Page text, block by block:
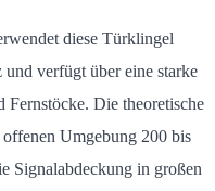
diese Türklingel
verfügt über eine starke
Die theoretische
Umgebung 200 bis
Signalabdeckung in großen